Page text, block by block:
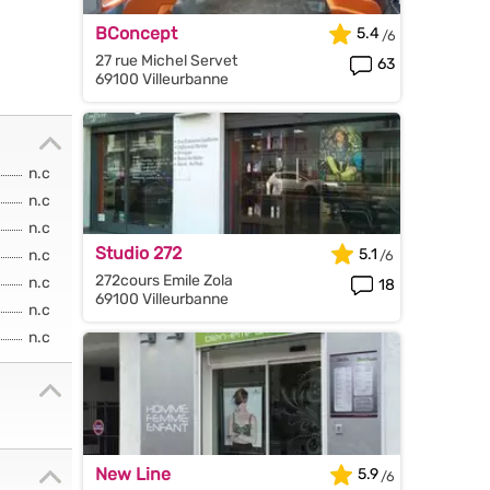
n.c
n.c
n.c
n.c
n.c
n.c
n.c
BConcept
27 rue Michel Servet
69100 Villeurbanne
5.4
63
Studio 272
272cours Emile Zola
69100 Villeurbanne
5.1
18
New Line 5.9